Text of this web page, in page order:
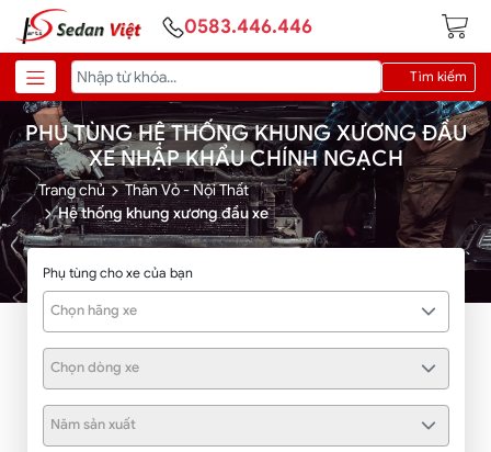
0583.446.446
Tìm kiếm
PHỤ TÙNG HỆ THỐNG KHUNG XƯƠNG ĐẦU
XE NHẬP KHẨU CHÍNH NGẠCH
Trang chủ
Thân Vỏ - Nội Thất
Hệ thống khung xương đầu xe
Phụ tùng cho xe của bạn
Chọn hãng xe
Chọn dòng xe
Năm sản xuất